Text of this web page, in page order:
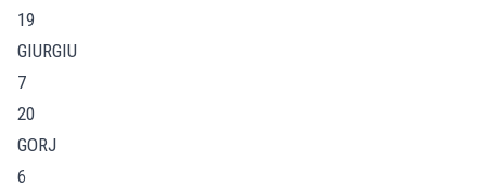
19
GIURGIU
7
20
GORJ
6